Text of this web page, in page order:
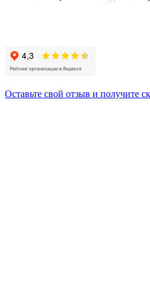
Оставьте свой отзыв и получите